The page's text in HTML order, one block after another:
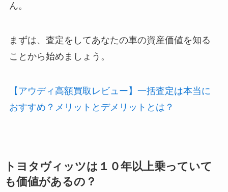
ん。
まずは、査定をしてあなたの車の資産価値を知る
ことから始めましょう。
【アウディ高額買取レビュー】一括査定は本当に
おすすめ？メリットとデメリットとは？
トヨタヴィッツは１０年以上乗っていて
も価値があるの？